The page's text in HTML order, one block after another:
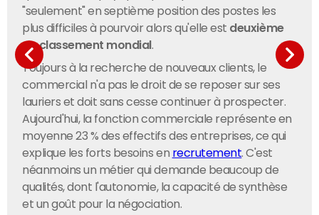
"seulement" en septième position des postes les
plus difficiles à pourvoir alors qu'elle est deuxième
au classement mondial
Toujours à la recherche de nouveaux clients, le
commercial n'a pas le droit de se reposer sur ses
lauriers et doit sans cesse continuer à prospecter.
Aujourd'hui, la fonction commerciale représente en
moyenne 23 % des effectifs des entreprises, ce qui
explique les forts besoins en recrutement . C'est
néanmoins un métier qui demande beaucoup de
qualités, dont l'autonomie, la capacité de synthèse
et un goût pour la négociation.